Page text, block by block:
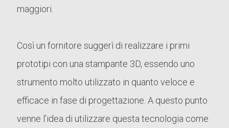
maggiori.
Così un fornitore suggerì di realizzare i primi
prototipi con una stampante 3D, essendo uno
strumento molto utilizzato in quanto veloce e
efficace in fase di progettazione. A questo punto
venne l’idea di utilizzare questa tecnologia come